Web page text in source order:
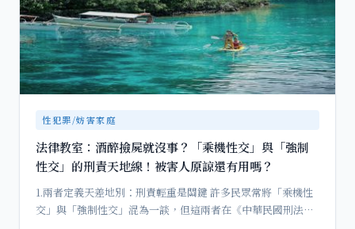
性犯罪/妨害家庭
法律教室：酒醉撿屍就沒事？「乘機性交」與「強制
性交」的刑責天地線！被害人原諒還有用嗎？
1.兩者定義天差地別：刑責輕重是關鍵 許多民眾常將「乘機性
交」與「強制性交」混為一談，但這兩者在《中華民國刑法》